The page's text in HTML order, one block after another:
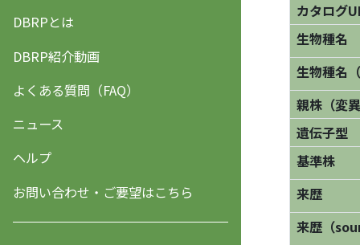
DBRPとは
DBRP紹介動画
よくある質問（FAQ）
ニュース
ヘルプ
お問い合わせ・ご要望はこちら
カタログ
生物種名
生物種名
親株（変
遺伝子型
基準株
来歴
来歴（